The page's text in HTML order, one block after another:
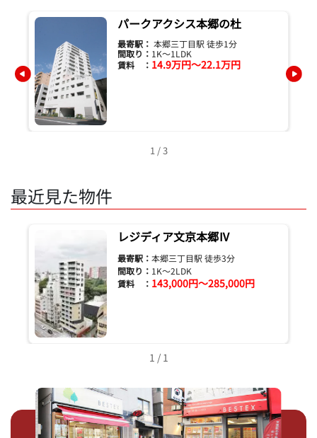
パークアクシス本郷の杜
最寄駅： 本郷三丁目駅 徒歩1分
間取り： 1K～1LDK
賃料 ： 14.9万円～22.1万円
1 / 3
最近見た物件
レジディア文京本郷Ⅳ
最寄駅： 本郷三丁目駅 徒歩3分
間取り： 1K～2LDK
賃料 ： 143,000円～285,000円
1 / 1